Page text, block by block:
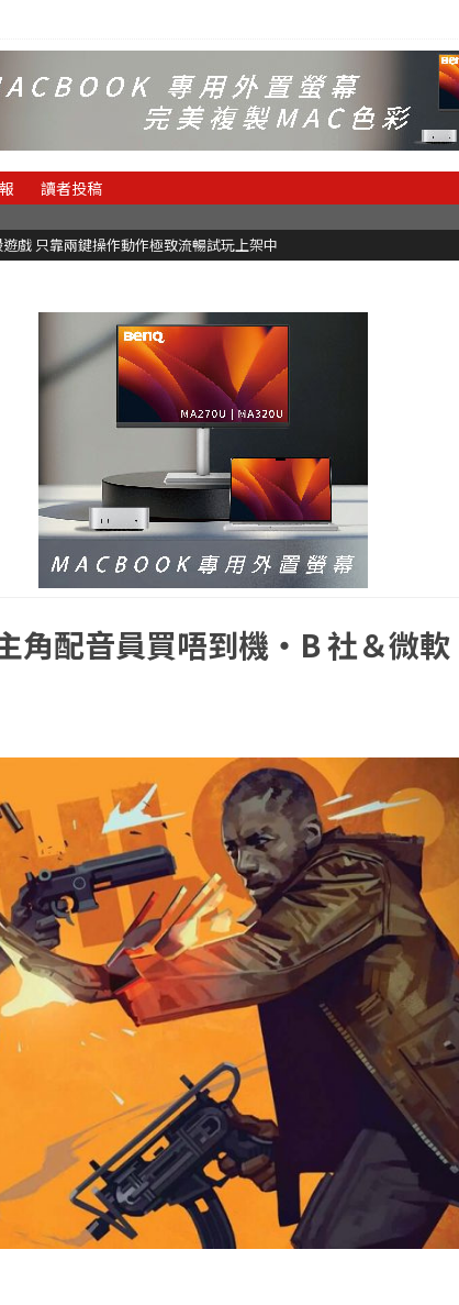
讀者投稿
戲 只靠兩鍵操作動作極致流暢試玩上架中
角配音員買唔到機・B 社＆微軟